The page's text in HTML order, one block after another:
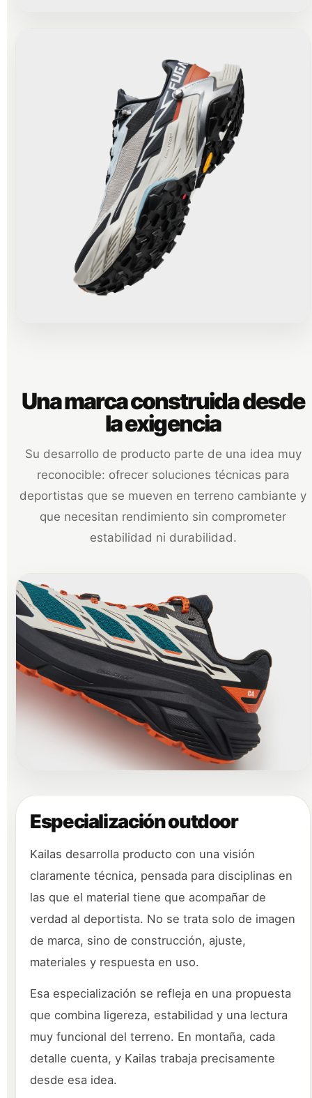
Una marca construida desde
la exigencia
Su desarrollo de producto parte de una idea muy
reconocible: ofrecer soluciones técnicas para
deportistas que se mueven en terreno cambiante y
que necesitan rendimiento sin comprometer
estabilidad ni durabilidad.
Especialización outdoor
Kailas desarrolla producto con una visión
claramente técnica, pensada para disciplinas en
las que el material tiene que acompañar de
verdad al deportista. No se trata solo de imagen
de marca, sino de construcción, ajuste,
materiales y respuesta en uso.
Esa especialización se refleja en una propuesta
que combina ligereza, estabilidad y una lectura
muy funcional del terreno. En montaña, cada
detalle cuenta, y Kailas trabaja precisamente
desde esa idea.